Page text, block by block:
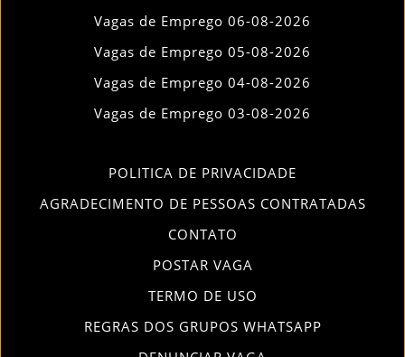
Vagas de Emprego 06-08-2026
Vagas de Emprego 05-08-2026
Vagas de Emprego 04-08-2026
Vagas de Emprego 03-08-2026
POLITICA DE PRIVACIDADE
AGRADECIMENTO DE PESSOAS CONTRATADAS
CONTATO
POSTAR VAGA
TERMO DE USO
REGRAS DOS GRUPOS WHATSAPP